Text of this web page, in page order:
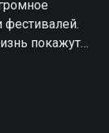
фестивалей.
покажут
тёмную